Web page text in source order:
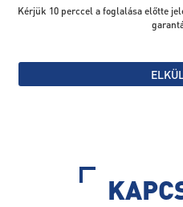
Kérjük 10 perccel a foglalása előtte